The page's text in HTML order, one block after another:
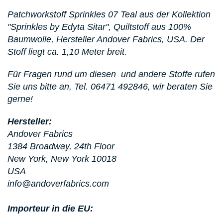
PatchworkstoffSprinkles 07 Teal aus der Kollektion
"Sprinkles by Edyta Sitar", Quiltstoff aus 100%
Baumwolle, Hersteller Andover Fabrics, USA. Der
Stoff liegt ca. 1,10 Meter breit.
Für Fragen rund um diesen und andere Stoffe rufen
Sie uns bitte an, Tel. 06471 492846, wir beraten Sie
gerne!
Hersteller:
Andover Fabrics
1384 Broadway, 24th Floor
New York, New York 10018
USA
info@andoverfabrics.com
Importeur in die EU: